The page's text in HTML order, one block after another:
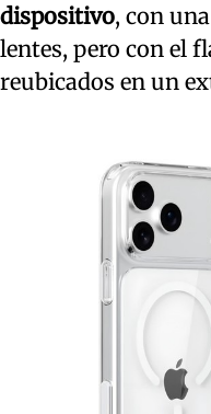
dispositivo, con
lentes, pero con el
reubicados en un